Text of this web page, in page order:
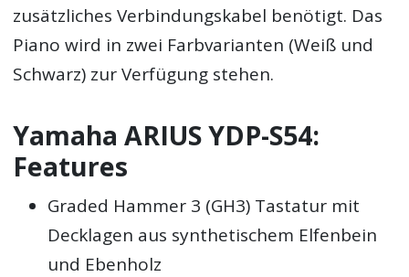
zusätzliches Verbindungskabel benötigt. Das
Piano wird in zwei Farbvarianten (Weiß und
Schwarz) zur Verfügung stehen.
Yamaha ARIUS YDP-S54:
Features
Graded Hammer 3 (GH3) Tastatur mit
Decklagen aus synthetischem Elfenbein
und Ebenholz